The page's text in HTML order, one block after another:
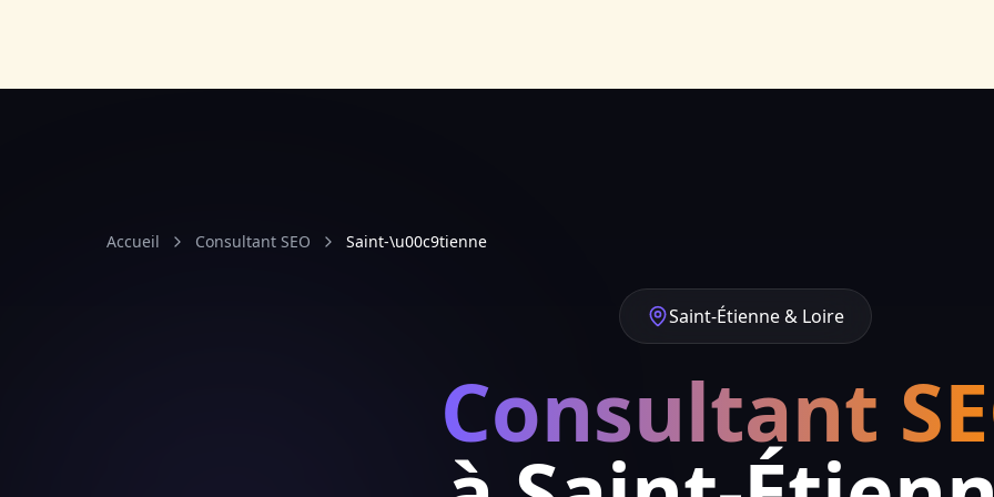
Accueil Consultant SEO Saint-\u00c9tienne
Saint-Étienne & Loire
Consultant